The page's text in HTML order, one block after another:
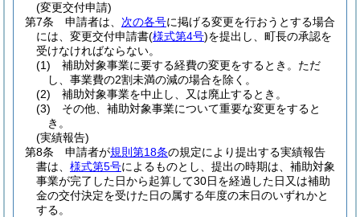
(変更交付申請)
第7条
申請者は、 次の各号に掲げる変更を行おうとする場合
には、変更交付申請書(様式第4号)を提出し、町長の承認を
受けなければならない。
(1)
補助対象事業に要する経費の変更をするとき。 ただ
し、事業費の2割未満の減の場合を除く。
(2)
補助対象事業を中止し、又は廃止するとき。
(3)
その他、補助対象事業について重要な変更をすると
き。
(実績報告)
第8条
申請者が規則第18条の規定により提出する実績報告
書は、 様式第5号によるものとし、提出の時期は、補助対象
事業が完了した日から起算して30日を経過した日又は補助
金の交付決定を受けた日の属する年度の末日のいずれかと
する。